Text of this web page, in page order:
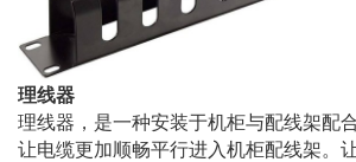
理线器
理线器，是一种安装于机柜与配线架配
让电缆更加顺畅平行进入机柜配线架。